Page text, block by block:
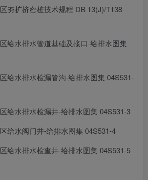
夯扩挤密桩技术规程 DB 13(J)/T138-
给水排水管道基础及接口-给排水图集
给水排水检漏管沟-给排水图集 04S531-
给水排水检漏井-给排水图集 04S531-3
给水阀门井-给排水图集 04S531-4
给水排水检查井-给排水图集 04S531-5